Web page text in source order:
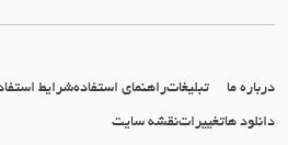
درباره ما تبلیغاتراهنمای استفادهشرایط
دانلود هاتغییراتنقشه سایت